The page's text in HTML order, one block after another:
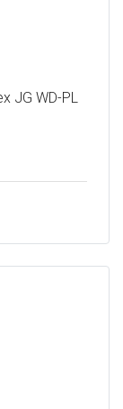
JG WD-PL